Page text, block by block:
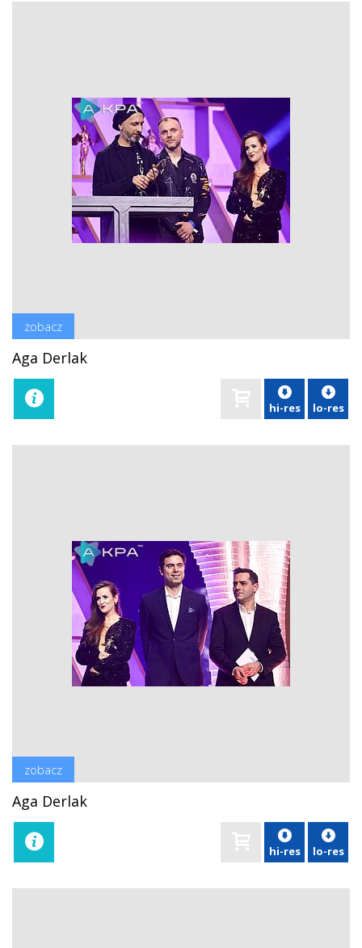
zobacz
Aga Derlak
hi-res lo-res
zobacz
Aga Derlak
hi-res lo-res